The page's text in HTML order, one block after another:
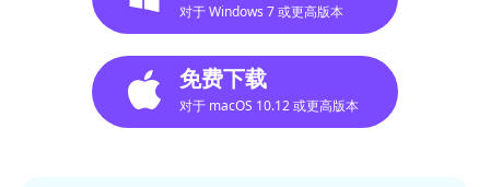
对于 Windows 7 或更高版本
免费下载
对于 macOS 10.12 或更高版本